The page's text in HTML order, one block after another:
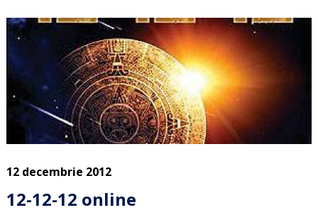
12 decembrie 2012
12-12-12 online